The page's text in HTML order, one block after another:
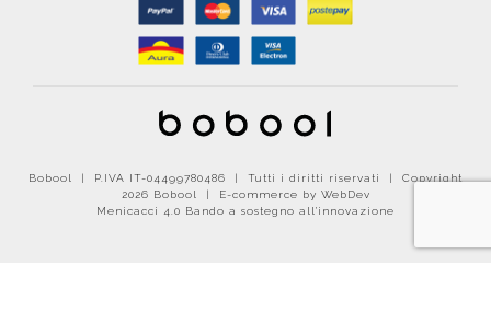
Bobool | P.IVA IT-04499780486 | Tutti i diritti riservati | Copyright
2026 Bobool |
E-commerce by WebDev
Menicacci 4.0 Bando a sostegno all'innovazione